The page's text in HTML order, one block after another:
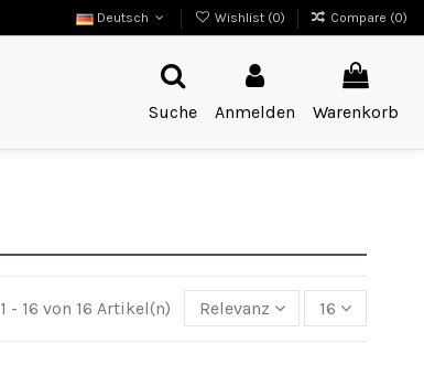
Deutsch Wishlist (0) Compare (0)
Suche
Anmelden Warenkorb
1 - 16 von 16 Artikel(n) Relevanz 16